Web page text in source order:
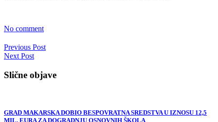
No comment
Previous Post
Next Post
Slične objave
GRAD MAKARSKA DOBIO BESPOVRATNA SREDSTVA U IZNOSU 12,5
MIL. EURA ZA DOGRADNJU OSNOVNIH ŠKOLA